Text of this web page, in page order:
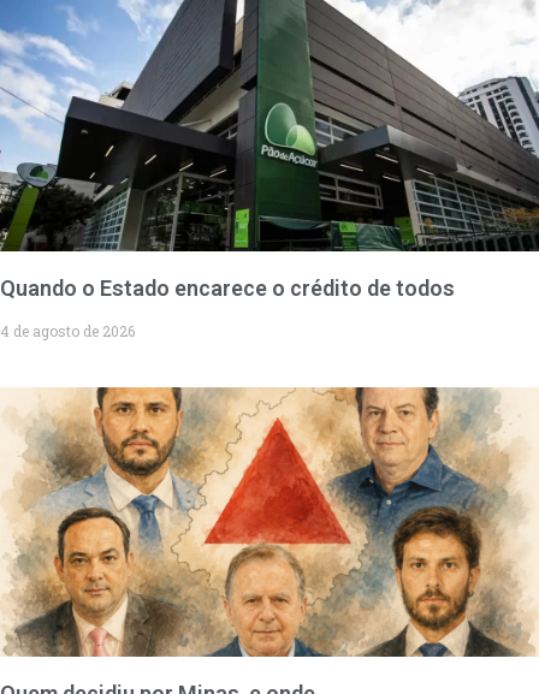
Quando o Estado encarece o crédito de todos
4 de agosto de 2026